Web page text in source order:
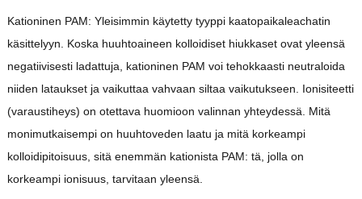
Kationinen PAM: Yleisimmin käytetty tyyppi kaatopaikaleachatin
käsittelyyn. Koska huuhtoaineen kolloidiset hiukkaset ovat yleensä
negatiivisesti ladattuja, kationinen PAM voi tehokkaasti neutraloida
niiden lataukset ja vaikuttaa vahvaan siltaa vaikutukseen. Ionisiteetti
(varaustiheys) on otettava huomioon valinnan yhteydessä. Mitä
monimutkaisempi on huuhtoveden laatu ja mitä korkeampi
kolloidipitoisuus, sitä enemmän kationista PAM: tä, jolla on
korkeampi ionisuus, tarvitaan yleensä.